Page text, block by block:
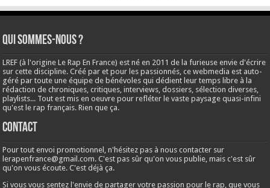
Qui sommes-nous ?
LREF (à l'origine Le Rap En France) est né en 2011 de la furieuse envie d'écrire
sur cette discipline. Créé par et pour les passionnés, ce webmedia est auto-
géré par toute une équipe de bénévoles qui dédient leur temps libre à la
rédaction de chroniques, critiques, interviews, dossiers, sélection diverses,
playlists... Tout est mis en oeuvre pour refléter le vaste paysage quasi-infini
qu'est le rap français. Rien que ça.
Contact
Pour tout envoi promotionnel, n'hésitez pas à nous contacter sur
lerapenfrance@gmail.com. C'est pas sûr qu'on vous publie, mais c'est sûr
qu'on vous écoute. C'est déjà ça.
Si vous vous sentez l'envie de partager votre passion pour le rap, que vous